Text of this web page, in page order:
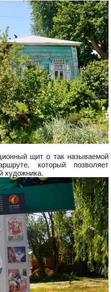
щит о так называемой
который позволяет
художника.